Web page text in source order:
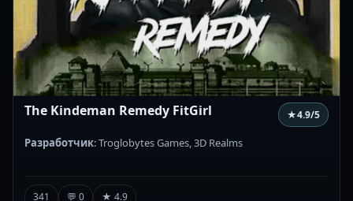
The Kindeman Remedy FitGirl ★4.9/5
Разработчик: Troglobytes Games, 3D Realms
341 💬 0 ★ 4.9